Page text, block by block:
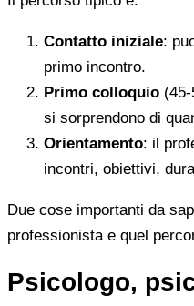
Contatto iniziale:
primo incontro.
Primo colloquio
si sorprendono di
Orientamento: il
incontri, obiettivi,
Due cose importanti da
professionista e quel
Psicologo,